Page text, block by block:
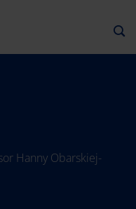
Hanny Obarskiej-